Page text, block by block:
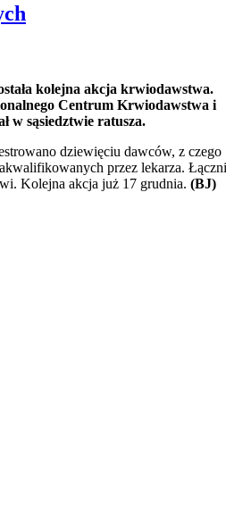
kolejna akcja krwiodawstwa.
Centrum Krwiodawstwa i
w sąsiedztwie ratusza.
dziewięciu dawców, z czego
przez lekarza.
Kolejna akcja już 17 grudnia. (BJ)